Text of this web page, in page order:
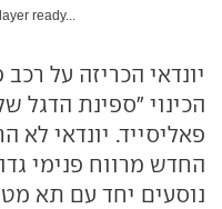
ready...
יונדאי הכריזה על
הכינוי "ספינת הדגל
פאליסייד. יונדאי לא
החדש מרווח פנימי
נוסעים יחד עם תא